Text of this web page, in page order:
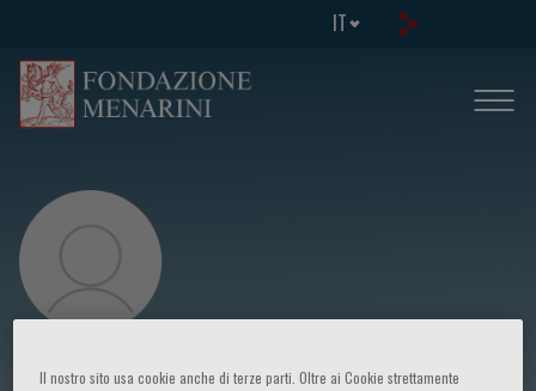
IT
Paolo Geraci
Il nostro sito usa cookie anche di terze parti. Oltre ai Cookie strettamente